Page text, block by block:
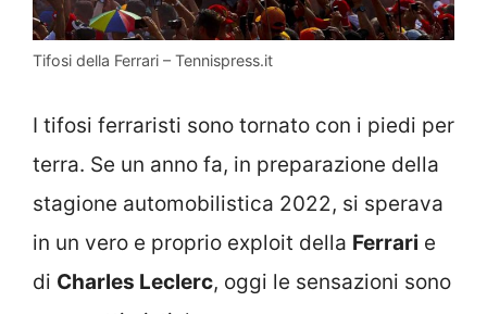
Tifosi della Ferrari – Tennispress.it
I tifosi ferraristi sono tornato con i piedi per
terra. Se un anno fa, in preparazione della
stagione automobilistica 2022, si sperava
in un vero e proprio exploit della Ferrari e
di Charles Leclerc, oggi le sensazioni sono